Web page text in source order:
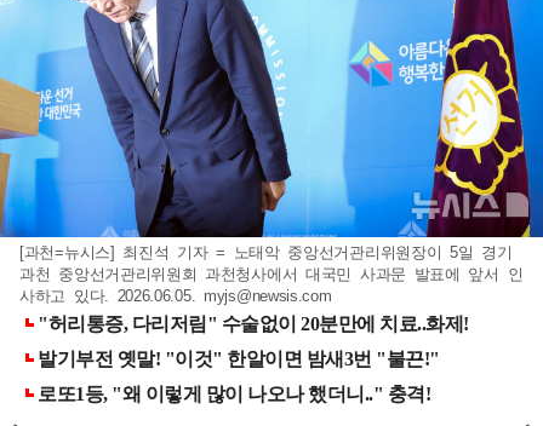
[과천=뉴시스] 최진석 기자 = 노태악 중앙선거관리위원장이 5일 경기
과천 중앙선거관리위원회 과천청사에서 대국민 사과문 발표에 앞서 인
사하고 있다. 2026.06.05. myjs@newsis.com